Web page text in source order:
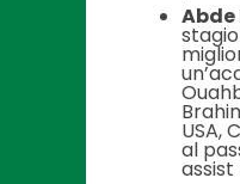
USA,
al
assist